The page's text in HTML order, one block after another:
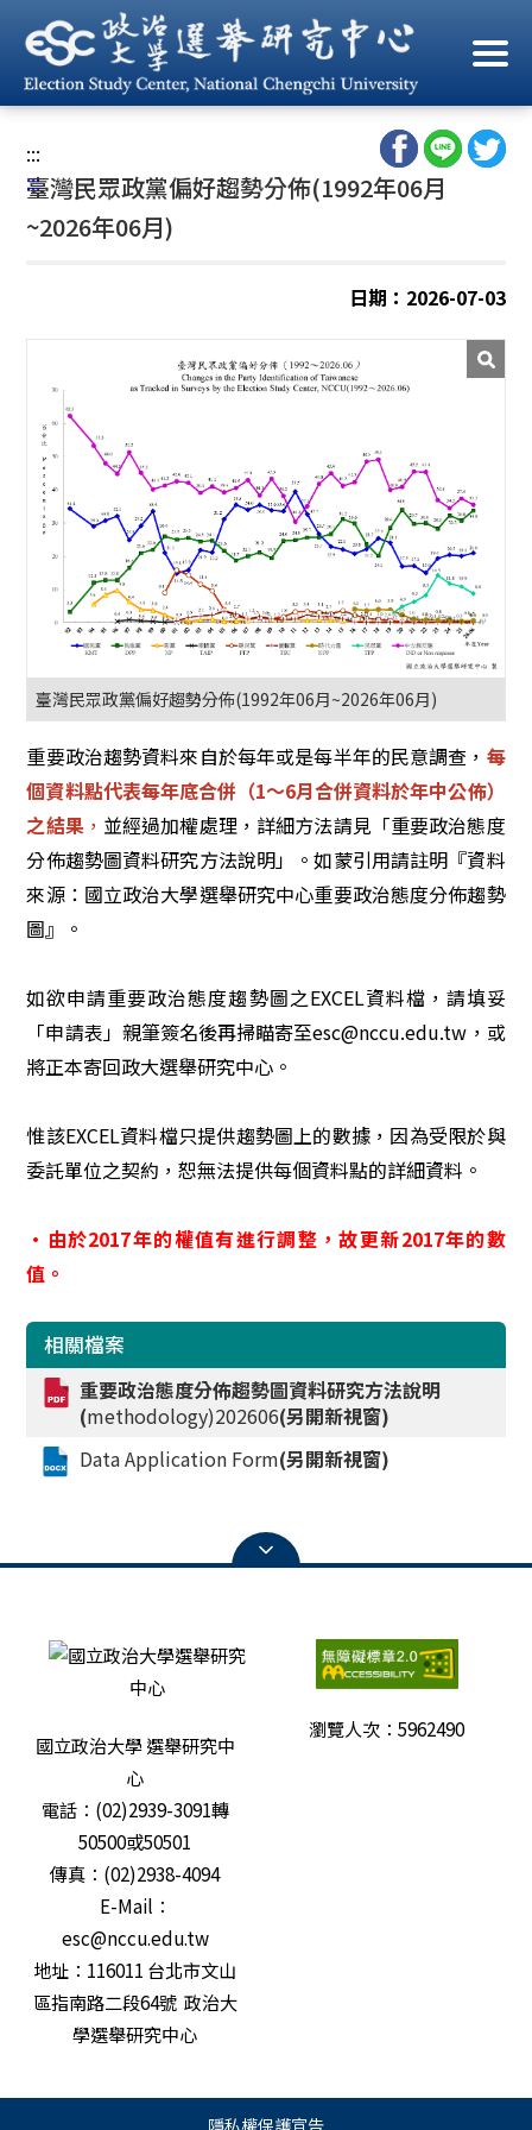
到
主
要
容
區
塊
首頁/ 資料庫 /重要政治態度分布趨勢圖 /臺灣民眾政黨偏好趨
勢分佈
:::
:::
臺灣民眾政黨偏好趨勢分佈(1992年06月
~2026年06月)
日期：2026-07-03
臺灣民眾政黨偏好趨勢分佈(1992年06月~2026年06月)
重要政治趨勢資料來自於每年或是每半年的民意調查， 每
個資料點代表每年底合併（1～6月合併資料於年中公佈）
之結果， 並經過加權處理，詳細方法請見「重要政治態度
分佈趨勢圖資料研究方法說明」。如蒙引用請註明『資料
來源：國立政治大學選舉研究中心重要政治態度分佈趨勢
圖』。
如欲申請重要政治態度趨勢圖之EXCEL資料檔，請填妥
「申請表」親筆簽名後再掃瞄寄至esc@nccu.edu.tw，或
將正本寄回政大選舉研究中心。
惟該EXCEL資料檔只提供趨勢圖上的數據，因為受限於與
委託單位之契約，恕無法提供每個資料點的詳細資料。
•由於2017年的權值有進行調整，故更新2017年的數
值。
相關檔案
重要政治態度分佈趨勢圖資料研究方法說明
(methodology)202606(另開新視窗)
Data Application Form(另開新視窗)
國立政治大學 選舉研究中
心
電話：(02)2939-3091轉
50500或50501
傳真：(02)2938-4094
E-Mail：
esc@nccu.edu.tw
地址：116011 台北市文山
區指南路二段64號 政治大
學選舉研究中心
瀏覽人次：5962490
隱私權保護宣告